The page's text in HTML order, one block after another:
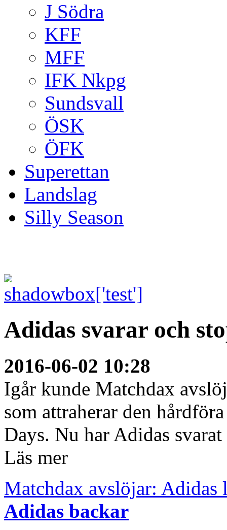
J Södra
KFF
MFF
IFK Nkpg
Sundsvall
ÖSK
ÖFK
Superettan
Landslag
Silly Season
Adidas svarar och
2016-06-02 10:28
Igår kunde Matchdax
som attraherar den
Days. Nu har Adidas
Läs mer
Matchdax avslöjar: Adidas
Adidas backar